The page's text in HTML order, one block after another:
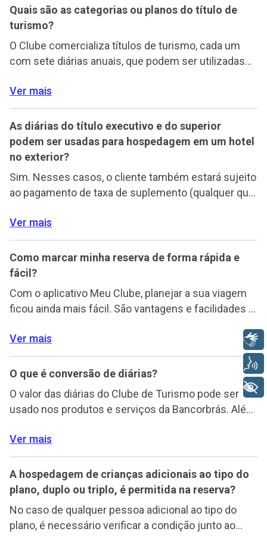
sistema disponibilizará a opção de compra de
diárias avulsas. […]
Quais são as categorias ou planos do título de
turismo?
O Clube comercializa títulos de turismo, cada um
com sete diárias anuais, que podem ser utilizadas
triplos, dependendo da modalidade de título
escolhida: EXECUTIVO: oferece hotéis de categoria
média para duas ou três pessoas, em quartos
standard, com toda comodidade e conforto
necessários. SUPERIOR: oferece hotéis […]
Ver mais
As diárias do título executivo e do superior
podem ser usadas para hospedagem em um hotel
no exterior?
Sim. Nesses casos, o cliente também estará sujeito
ao pagamento de taxa de suplemento (qualquer que
tipo de título, hotel escolhido e o período de
utilização. Para sua comodidade, as reservas
internacionais poderão ser efetuadas em nosso site
ou aplicativo, na área restrita do cliente, […]
Ver mais
Como marcar minha reserva de forma rápida e
fácil?
Com o aplicativo Meu Clube, planejar a sua viagem
ficou ainda mais fácil. São vantagens e facilidades a
ampla rede de hotéis conveniados, fazer
pagamentos on-line de despesas adicionais e
realizar reservas de serviços turísticos
basta acessar o aplicativo ou […]
Ver mais
O que é conversão de diárias?
O valor das diárias do Clube de Turismo pode ser
usado nos produtos e serviços da Bancorbrás. Além
e serviços turísticos diversos, é possível aproveitar
também para adquirir cotas de Consórcio e
contratar Seguros. E caso o cliente queira apoiar
projetos sociais junto ao Instituto Social […]
Ver mais
A hospedagem de crianças adicionais ao tipo do
plano, duplo ou triplo, é permitida na reserva?
No caso de qualquer pessoa adicional ao tipo do
plano, é necessário verificar a condição junto ao
+ Acessibilidade